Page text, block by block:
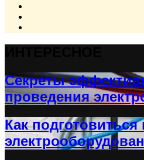
Секреты
проведения
Как подготовиться